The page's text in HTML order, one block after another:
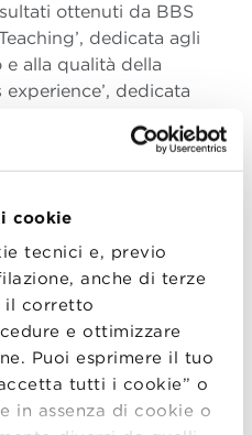
cookie
tecnici e, previo
anche di terze
il corretto
e ottimizzare
Puoi esprimere il tuo
tutti i cookie” o
in assenza di cookie o
ottenuti da BBS
dedicata agli
alla qualità della
experience’, dedicata
si è posizionata
media globale. In
corsi e la reputazione
un
a livello globale
, il più rilevante ai fini
riconosciuti alla Scuola
in particolare
standard didattici del